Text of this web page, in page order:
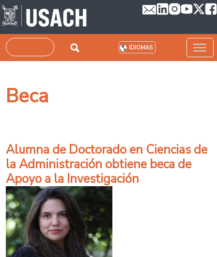
Pasar al contenido principal
Buscar IDIOMAS
Beca
Alumna de Doctorado en Ciencias de
la Administración obtiene beca de
Apoyo a la Investigación